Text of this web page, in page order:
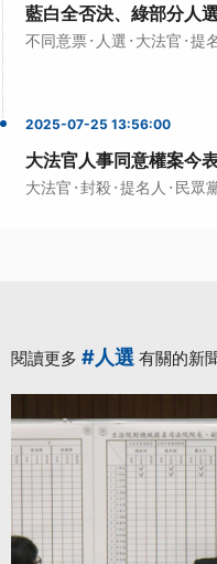
藍白全否決、綠部分人
不同意票· 人選 · 大法官 ·提
2025-07-25 13:56:00
大法官人事同意權案今
大法官 ·封殺·提名人 · 民眾
閱讀更多 #人選 有關的新